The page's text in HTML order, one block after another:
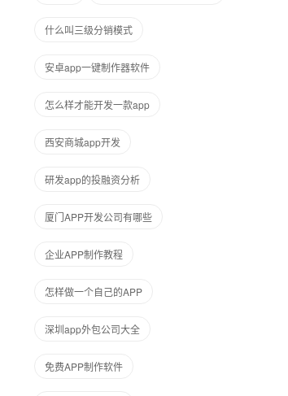
什么叫三级分销模式
安卓app一键制作器软件
怎么样才能开发一款app
西安商城app开发
研发app的投融资分析
厦门APP开发公司有哪些
企业APP制作教程
怎样做一个自己的APP
深圳app外包公司大全
免费APP制作软件